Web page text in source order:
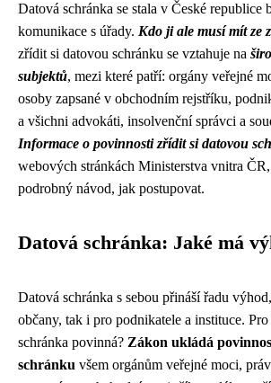
Datová schránka se stala v České republice
komunikace s úřady. Kdo ji ale musí mít ze
zřídit si datovou schránku se vztahuje na
subjektů, mezi které patří: orgány veřejné
osoby zapsané v obchodním rejstříku,
a všichni advokáti, insolvenční správci a
Informace o povinnosti zřídit si datovou
webových stránkách Ministerstva vnitra
podrobný návod, jak postupovat.
Datová schránka: Jaké má
Datová schránka s sebou přináší řadu
občany, tak i pro podnikatele a instituce.
schránka povinná? Zákon ukládá
schránku všem orgánům veřejné moci,